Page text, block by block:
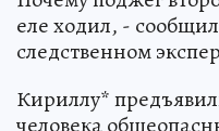
еле ходил, -
следственном
Кириллу*
человека